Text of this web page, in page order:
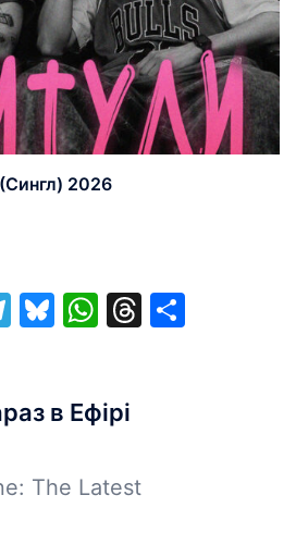
2026
Telegram
Bluesky
WhatsApp
Threads
в Ефірі
The Latest